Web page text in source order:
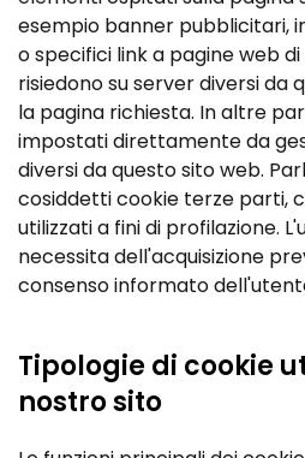
esempio banner pubblicitari,
o specifici link a pagine web
risiedono su server diversi da
la pagina richiesta. In altre
impostati direttamente da
diversi da questo sito web.
cosiddetti cookie terze parti,
utilizzati a fini di profilazione.
necessita dell'acquisizione
consenso informato
Tipologie di cookie
nostro sito